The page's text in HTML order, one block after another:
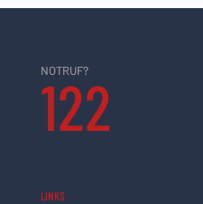
NOTRUF?
122
LINKS